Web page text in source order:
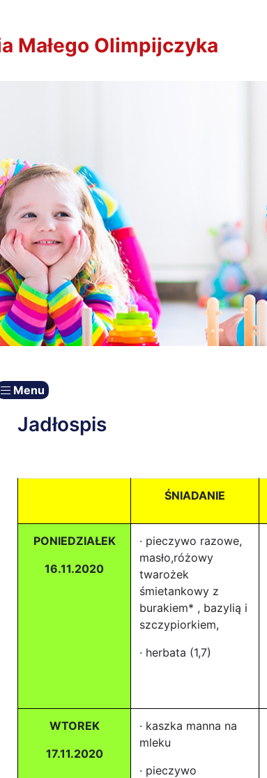
Małego Olimpijczyka
Menu
Jadłospis
ŚNIADANIE
PONIEDZIAŁEK
16.11.2020
· pieczywo razowe,
masło,różowy
twarożek
śmietankowy z
burakiem* , bazylią i
szczypiorkiem,
· herbata (1,7)
WTOREK
17.11.2020
· kaszka manna na
mleku
· pieczywo